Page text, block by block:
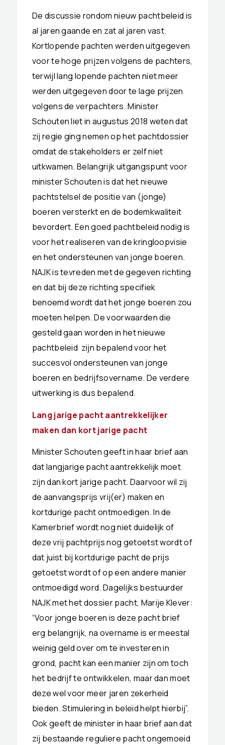
De discussie rondom nieuw pachtbeleid is
al jaren gaande en zat al jaren vast.
Kortlopende pachten werden uitgegeven
voor te hoge prijzen volgens de pachters,
terwijl lang lopende pachten niet meer
werden uitgegeven door te lage prijzen
volgens de verpachters. Minister
Schouten liet in augustus 2018 weten dat
zij regie ging nemen op het pachtdossier
omdat de stakeholders er zelf niet
uitkwamen. Belangrijk uitgangspunt voor
minister Schouten is dat het nieuwe
pachtstelsel de positie van (jonge)
boeren versterkt en de bodemkwaliteit
bevordert. Een goed pachtbeleid nodig is
voor het realiseren van de kringloopvisie
en het ondersteunen van jonge boeren.
NAJK is tevreden met de gegeven richting
en dat bij deze richting specifiek
benoemd wordt dat het jonge boeren zou
moeten helpen. De voorwaarden die
gesteld gaan worden in het nieuwe
pachtbeleid zijn bepalend voor het
succesvol ondersteunen van jonge
boeren en bedrijfsovername. De verdere
uitwerking is dus bepalend.
Lang jarige pacht aantrekkelijker
maken dan kort jarige pacht
Minister Schouten geeft in haar brief aan
dat langjarige pacht aantrekkelijk moet
zijn dan kort jarige pacht. Daarvoor wil zij
de aanvangsprijs vrij(er) maken en
kortdurige pacht ontmoedigen. In de
Kamerbrief wordt nog niet duidelijk of
deze vrij pachtprijs nog getoetst wordt of
dat juist bij kortdurige pacht de prijs
getoetst wordt of op een andere manier
ontmoedigd word. Dagelijks bestuurder
NAJK met het dossier pacht, Marije Klever:
“Voor jonge boeren is deze pacht brief
erg belangrijk, na overname is er meestal
weinig geld over om te investeren in
grond, pacht kan een manier zijn om toch
het bedrijf te ontwikkelen, maar dan moet
deze wel voor meer jaren zekerheid
bieden. Stimulering in beleid helpt hierbij”.
Ook geeft de minister in haar brief aan dat
zij bestaande reguliere pacht ongemoeid